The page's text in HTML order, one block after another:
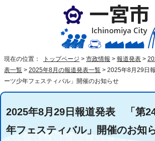
現在の位置： トップページ > 市政情報 > 報道発表 >
表一覧 > 2025年8月の報道発表一覧 > 2025年8月29日
ーツ少年フェスティバル」開催のお知らせ
2025年8月29日報道発表 「第
年フェスティバル」開催のお知